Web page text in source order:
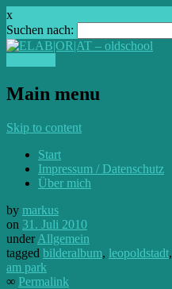
x
Suchen nach:
Main menu
Skip to content
Start
Impressum / Datenschutz
Über mich
by markus
on 31. Juli 2010
underAllgemein
tagged bilderalbum, leopoldstadt,
am park
∞ Permalink